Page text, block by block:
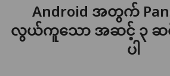
Android အတွက်
လွယ်ကူသော အဆင့် ၃ ဆင့်
ပါ